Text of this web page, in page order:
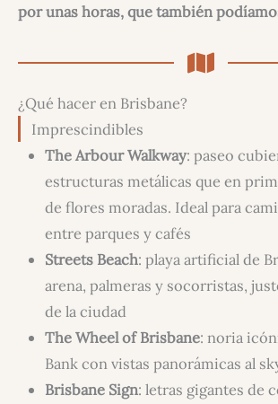
por unas horas, que también
¿Qué hacer en Brisbane?
Imprescindibles
The Arbour Walkway: paseo
estructuras metálicas que en
de flores moradas. Ideal para
entre parques y cafés
Streets Beach: playa artificial de
arena, palmeras y socorristas,
de la ciudad
The Wheel of Brisbane: noria
Bank con vistas panorámicas al
Brisbane Sign: letras gigantes de